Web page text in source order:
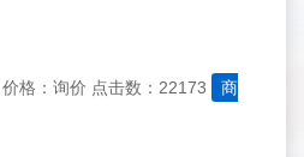
价格：询价 点击数：22173
商